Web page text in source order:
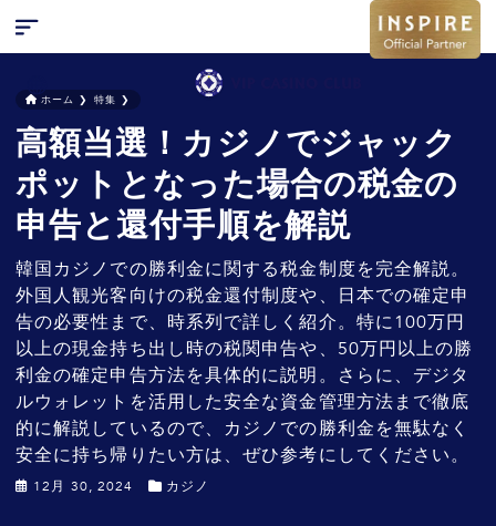
キャンペーン
お問い合わせ
特集
ニュース
FAQ
検索
ホーム ❯ 特集 ❯
高額当選！カジノでジャック
ポットとなった場合の税金の
申告と還付手順を解説
韓国カジノでの勝利金に関する税金制度を完全解説。
外国人観光客向けの税金還付制度や、日本での確定申
告の必要性まで、時系列で詳しく紹介。特に100万円
以上の現金持ち出し時の税関申告や、50万円以上の勝
利金の確定申告方法を具体的に説明。さらに、デジタ
ルウォレットを活用した安全な資金管理方法まで徹底
的に解説しているので、カジノでの勝利金を無駄なく
安全に持ち帰りたい方は、ぜひ参考にしてください。
12月 30, 2024 カジノ